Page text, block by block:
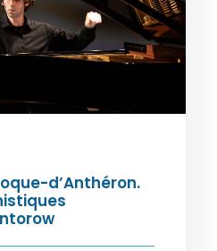
d’Anthéron.